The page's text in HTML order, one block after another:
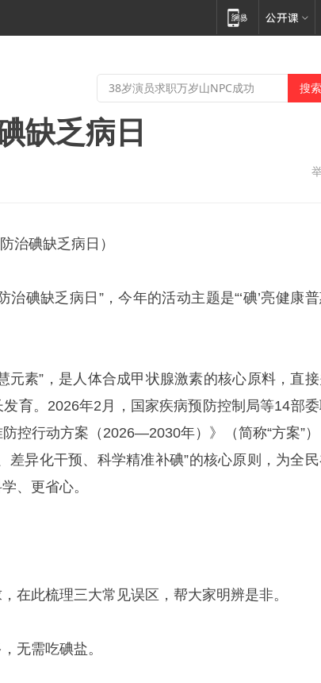
缺乏病日
治碘缺乏病日）
治碘缺乏病日”，今年的活动主题是“‘碘’亮健康
素”，是人体合成甲状腺激素的核心原料，直接
育。2026年2月，国家疾病预防控制局等14部
控行动方案（2026—2030年）》（简称“方案”）
差异化干预、科学精准补碘”的核心原则，为全
、更省心。
在此梳理三大常见误区，帮大家明辨是非。
无需吃碘盐。